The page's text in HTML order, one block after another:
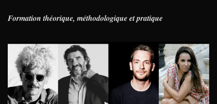
Formation théorique, méthodologique et pratique